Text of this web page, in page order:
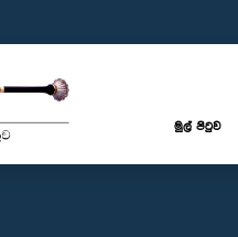
මුල් පිටුව